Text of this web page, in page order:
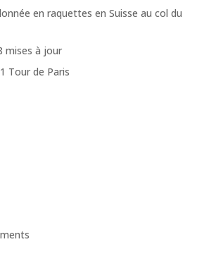
en raquettes en Suisse au col du
mises à jour
Tour de Paris